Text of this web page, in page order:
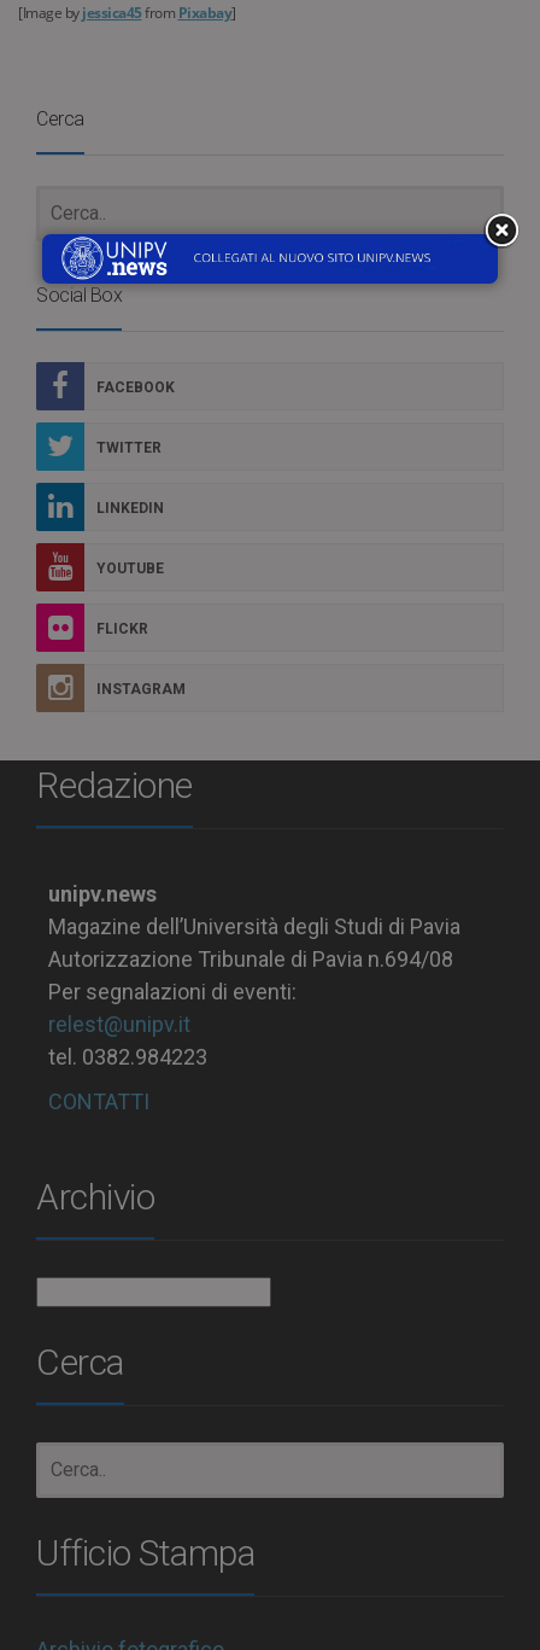
[Image byjessica45from Pixabay]
Cerca
Social Box
FACEBOOK
TWITTER
LINKEDIN
YOUTUBE
FLICKR
INSTAGRAM
Redazione
unipv.news
Magazine dell’Università degli Studi di Pavia
Autorizzazione Tribunale di Pavia n.694/08
Per segnalazioni di eventi:
relest@unipv.it
tel. 0382.984223
CONTATTI
Archivio
Cerca
Ufficio Stampa